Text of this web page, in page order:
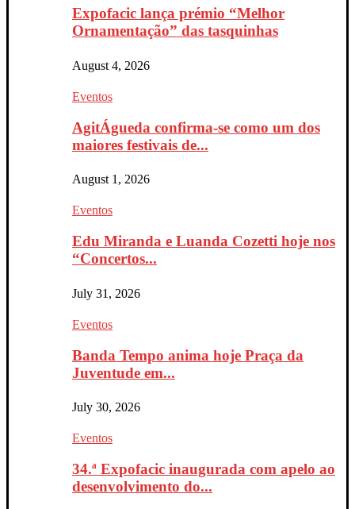
Expofacic lança prémio “Melhor
Ornamentação” das tasquinhas
August 4, 2026
Eventos
AgitÁgueda confirma-se como um dos
maiores festivais de...
August 1, 2026
Eventos
Edu Miranda e Luanda Cozetti hoje nos
“Concertos...
July 31, 2026
Eventos
Banda Tempo anima hoje Praça da
Juventude em...
July 30, 2026
Eventos
34.ª Expofacic inaugurada com apelo ao
desenvolvimento do...